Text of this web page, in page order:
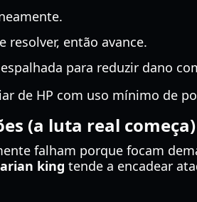
resolver, então avance.
para reduzir dano
de HP com uso mínimo de
(a luta real começa)
falham porque focam
king tende a encadear